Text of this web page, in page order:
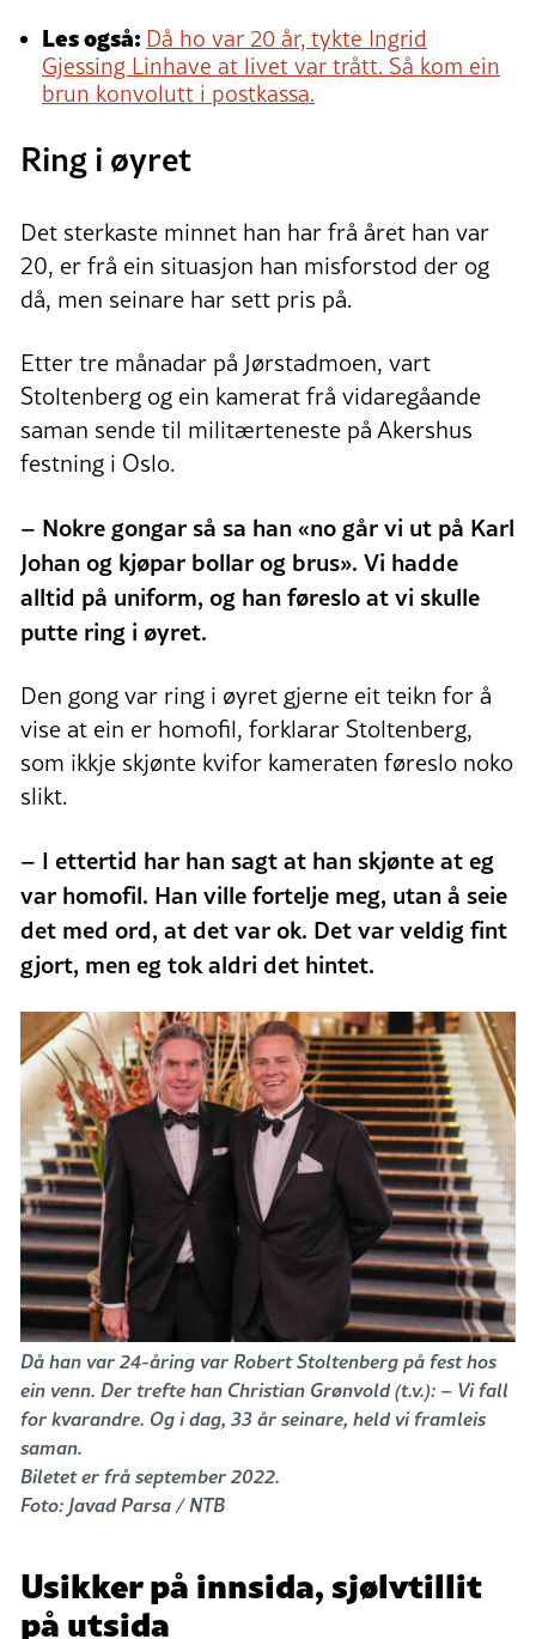
Les også: Då ho var 20 år, tykte Ingrid
Gjessing Linhave at livet var trått. Så kom ein
brun konvolutt i postkassa.
Ring i øyret
Det sterkaste minnet han har frå året han var
20, er frå ein situasjon han misforstod der og
då, men seinare har sett pris på.
Etter tre månadar på Jørstadmoen, vart
Stoltenberg og ein kamerat frå vidaregåande
saman sende til militærteneste på Akershus
festning i Oslo.
– Nokre gongar så sa han «no går vi ut på Karl
Johan og kjøpar bollar og brus». Vi hadde
alltid på uniform, og han føreslo at vi skulle
putte ring i øyret.
Den gong var ring i øyret gjerne eit teikn for å
vise at ein er homofil, forklarar Stoltenberg,
som ikkje skjønte kvifor kameraten føreslo noko
slikt.
– I ettertid har han sagt at han skjønte at eg
var homofil. Han ville fortelje meg, utan å seie
det med ord, at det var ok. Det var veldig fint
gjort, men eg tok aldri det hintet.
Då han var 24-åring var Robert Stoltenberg på fest hos
ein venn. Der trefte han Christian Grønvold (t.v.): – Vi fall
for kvarandre. Og i dag, 33 år seinare, held vi framleis
saman.
Biletet er frå september 2022.
Foto: Javad Parsa / NTB
Usikker på innsida, sjølvtillit
på utsida